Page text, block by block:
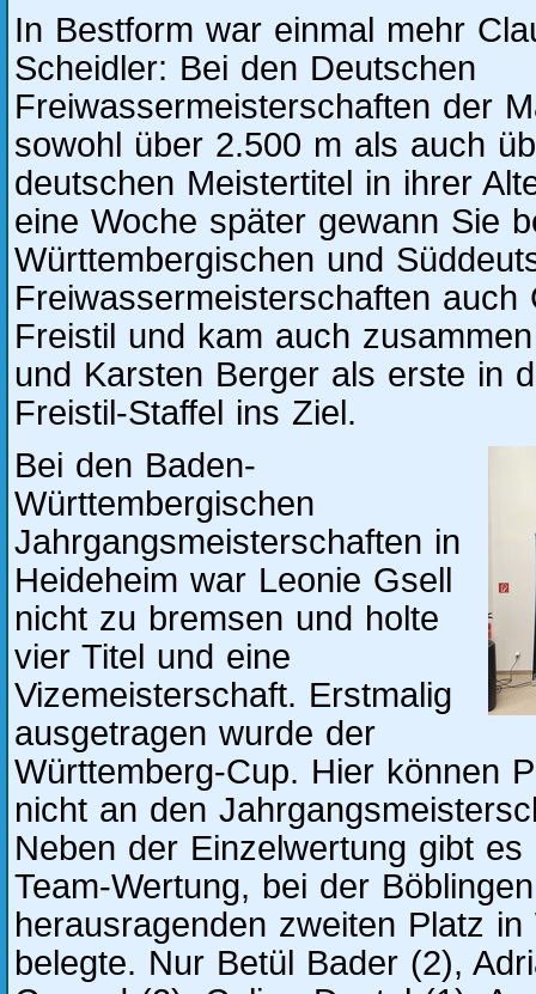
In Bestform war einmal mehr
Scheidler: Bei den Deutschen
Freiwassermeisterschaften der
sowohl über 2.500 m als auch
deutschen Meistertitel in ihrer
eine Woche später gewann Sie
Württembergischen und
Freiwassermeisterschaften
Freistil und kam auch
und Karsten Berger als erste in
Freistil-Staffel ins Ziel.
Bei den Baden-
Württembergischen
Jahrgangsmeisterschaften in
Heideheim war Leonie Gsell
nicht zu bremsen und holte
vier Titel und eine
Vizemeisterschaft. Erstmalig
ausgetragen wurde der
Württemberg-Cup. Hier können
nicht an den
Neben der Einzelwertung gibt
Team-Wertung, bei der
herausragenden zweiten Platz in
belegte. Nur Betül Bader (2),